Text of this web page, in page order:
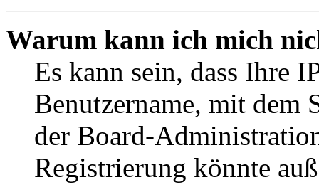
Warum kann ich mich
Es kann sein, dass Ihre
Benutzername, mit dem
der Board-
Registrierung könnte